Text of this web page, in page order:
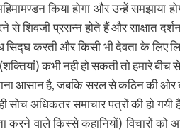
किया होगा और उन्हें
से शिवजी प्रसन्न होते हैं और साक्षात
सिद्घ करती और किसी भी देवता के लिए
कभी नही हो सकती तो हमारे
आसान है, जबकि सरल से कठिन की ओर
सोच अधिकतर समाचार पत्रों की हो
करने वाले किस्से कहानियों) विचारों